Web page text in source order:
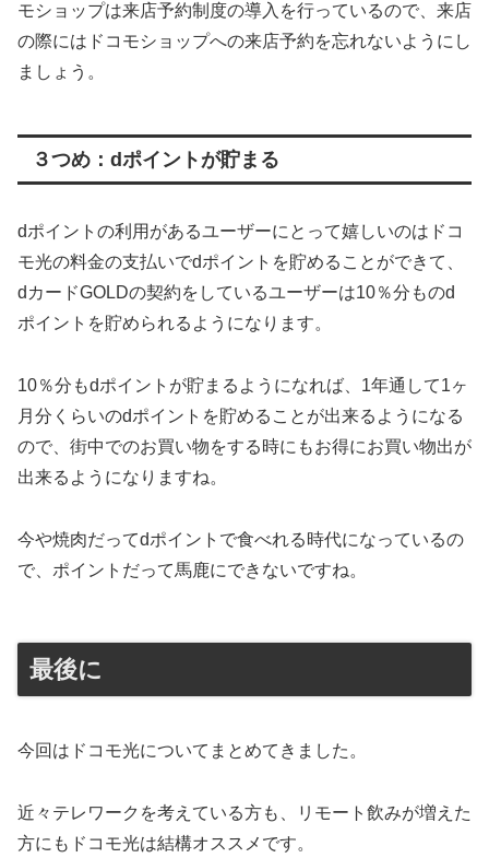
モショップは来店予約制度の導入を行っているので、来店
の際にはドコモショップへの来店予約を忘れないようにし
ましょう。
３つめ：dポイントが貯まる
dポイントの利用があるユーザーにとって嬉しいのはドコ
モ光の料金の支払いでdポイントを貯めることができて、
dカードGOLDの契約をしているユーザーは10％分ものd
ポイントを貯められるようになります。
10％分もdポイントが貯まるようになれば、1年通して1ヶ
月分くらいのdポイントを貯めることが出来るようになる
ので、街中でのお買い物をする時にもお得にお買い物出が
出来るようになりますね。
今や焼肉だってdポイントで食べれる時代になっているの
で、ポイントだって馬鹿にできないですね。
最後に
今回はドコモ光についてまとめてきました。
近々テレワークを考えている方も、リモート飲みが増えた
方にもドコモ光は結構オススメです。